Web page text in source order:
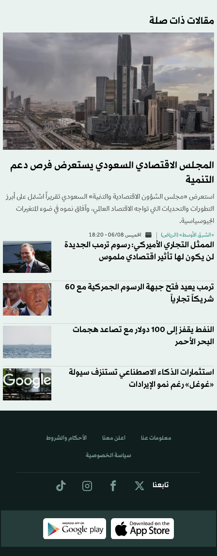
مقالات ذات صلة
المجلس الاقتصادي السعودي يستعرض فرص دعم
التنمية
استعرض «مجلس الشؤون الاقتصادية والتنمية» السعودي تقريراً اشتمل على أبرز
التطورات والتحديات التي تواجه الاقتصاد العالمي، وآفاق نموه في ضوء المتغيرات
الجيوسياسية.
«الشرق الأوسط» (الرياض) الخميس 06/08 - 18:20
الممثل التجاري الأميركي: رسوم ترمب الجديدة
لن يكون لها تأثير اقتصادي ملموس
ترمب يعيد فتح جبهة الرسوم الجمركية مع 60
شريكاً تجارياً
النفط يقفز إلى 100 دولار مع تصاعد هجمات
البحر الأحمر
استثمارات الذكاء الاصطناعي تستنزف سيولة
«غوغل» رغم نمو الإيرادات
تابعنا
معلومات عنا اعلن معنا الأحكام والشروط
سياسة الخصوصية